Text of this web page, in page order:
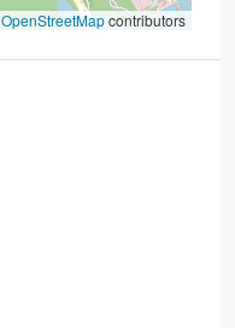
OpenStreetMapcontributors